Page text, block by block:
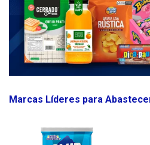
Marcas Líderes para